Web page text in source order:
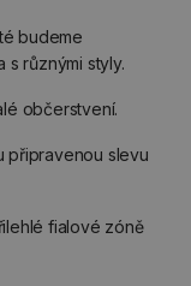
budeme
s různými styly.
občerstvení.
připravenou slevu
fialové zóně